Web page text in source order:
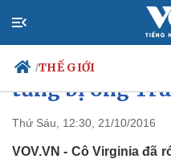
/THẾ GIỚI
Chính trị
Người đẹp ướt
từng bị ông
Thứ Sáu, 12:30, 21/10/2016
VOV.VN - Cô Virginia đã